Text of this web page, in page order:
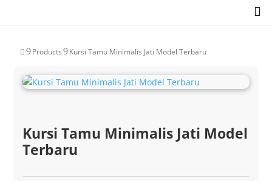

 9Products 9Kursi Tamu Minimalis Jati Model Terbaru
Kursi Tamu Minimalis Jati Model
Terbaru